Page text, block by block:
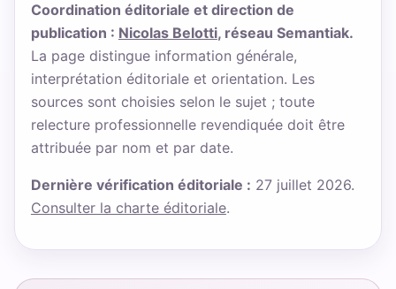
Coordination éditoriale et direction de
publication : Nicolas Belotti, réseau Semantiak.
La page distingue information générale,
interprétation éditoriale et orientation. Les
sources sont choisies selon le sujet ; toute
relecture professionnelle revendiquée doit être
attribuée par nom et par date.
Dernière vérification éditoriale : 27 juillet 2026.
Consulter la charte éditoriale.